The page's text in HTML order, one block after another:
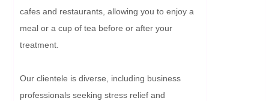
cafes and restaurants, allowing you to enjoy a
meal or a cup of tea before or after your
treatment.
Our clientele is diverse, including business
professionals seeking stress relief and